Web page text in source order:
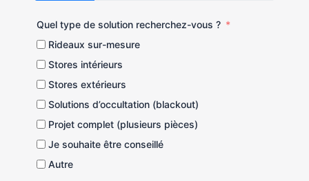
Quel type de solution recherchez-vous ?
Rideaux sur-mesure
Stores intérieurs
Stores extérieurs
Solutions d’occultation (blackout)
Projet complet (plusieurs pièces)
Je souhaite être conseillé
Autre